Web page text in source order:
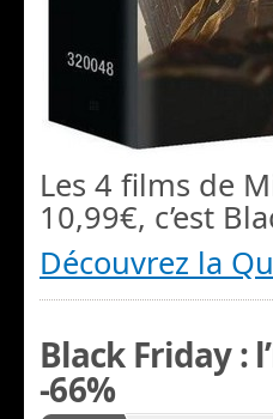
Les 4 films de
10,99€, c’est
Découvrez la
Black Friday :
-66%